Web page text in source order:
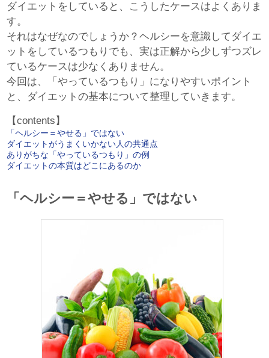
ダイエットをしていると、こうしたケースはよくありま
す。
それはなぜなのでしょうか？ヘルシーを意識してダイエ
ットをしているつもりでも、実は正解から少しずつズレ
ているケースは少なくありません。
今回は、「やっているつもり」になりやすいポイント
と、ダイエットの基本について整理していきます。
【contents】
「ヘルシー＝やせる」ではない
ダイエットがうまくいかない人の共通点
ありがちな「やっているつもり」の例
ダイエットの本質はどこにあるのか
「ヘルシー＝やせる」ではない